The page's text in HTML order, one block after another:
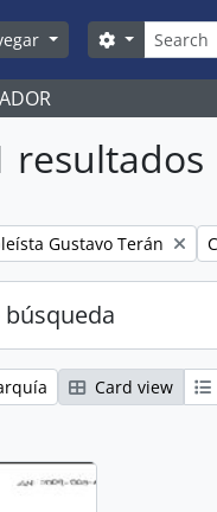
Search
resultados
filter:Gustavo Terán
búsqueda
Card view